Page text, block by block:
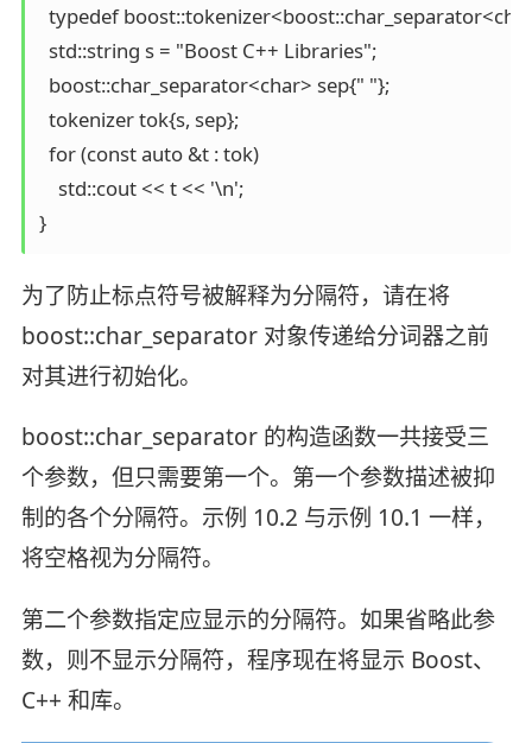
typedef
  std::string s = "Boost C++ Libraries";
  boost::char_separator<char> sep{" "};
  tokenizer tok{s, sep};
  for (const auto &t : tok)
    std::cout << t << '\n';
}
为了防止标点符号被解释为分隔符，请在将
boost::char_separator 对象传递给分词器之前
对其进行初始化。
boost::char_separator 的构造函数一共接受三
个参数，但只需要第一个。第一个参数描述被抑
制的各个分隔符。示例 10.2 与示例 10.1 一样，
将空格视为分隔符。
第二个参数指定应显示的分隔符。如果省略此参
数，则不显示分隔符，程序现在将显示 Boost、
C++ 和库。